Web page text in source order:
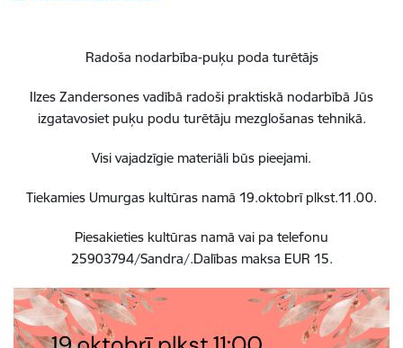
Radoša nodarbība-puķu poda turētājs
Ilzes Zandersones vadībā radoši praktiskā nodarbībā Jūs
izgatavosiet puķu podu turētāju mezglošanas tehnikā.
Visi vajadzīgie materiāli būs pieejami.
Tiekamies Umurgas kultūras namā 19.oktobrīplkst.11.00.
Piesakieties kultūras namā vai pa telefonu
25903794/Sandra/.Dalības maksa EUR 15.